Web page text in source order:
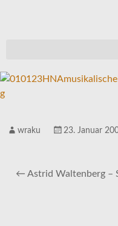
wraku 23. Januar
← Astrid Waltenberg –